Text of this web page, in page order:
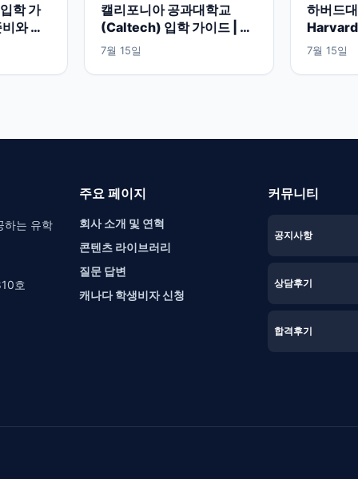
학 가
와 공
캘리포니아 공과대학교
(Caltech) 입학 가이드 | 미
국 이공계 명문대 준비 방법
7월 15일
하버드
지원과
7월 15일
하는 유학
호
주요 페이지
회사 소개 및 연혁
콘텐츠 라이브러리
질문 답변
캐나다 학생비자 신청
커뮤니티
공지사항
상담후기
합격후기